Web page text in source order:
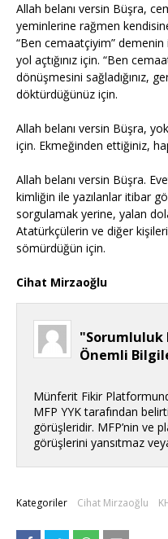
Allah belanı versin Büşra,
yeminlerine rağmen
“Ben cemaatçiyim” demenin
yol açtığınız için. “Ben
dönüşmesini sağladığınız,
döktürdüğünüz için.
Allah belanı versin Büşra,
için. Ekmeğinden ettiğiniz,
Allah belanı versin Büşra.
kimliğin ile yazılanlar itibar
sorgulamak yerine, yalan
Atatürkçülerin ve diğer
sömürdüğün için.
Cihat Mirzaoğlu
"Sorumluluk
Önemli
Münferit Fikir
MFP YYK tarafından
görüşleridir. MFP’nin ve
görüşlerini yansıtmaz
Kategoriler Cihat Mirzaoğlu